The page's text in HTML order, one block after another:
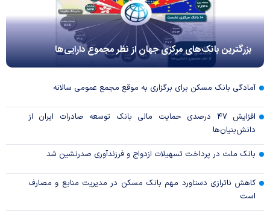
بزرگترین بانک‌های مرکزی جهان از نظر مجموع دارایی‌ها
آمادگی بانک مسکن برای برگزاری به موقع مجمع عمومی سالانه
افزایش ۴۷ درصدی حمایت مالی بانک توسعه صادرات ایران از
دانش‌بنیان‌ها
بانک ملت در پرداخت تسهیلات ازدواج و فرزندآوری صدرنشین شد
کاهش ناترازی دستاورد مهم بانک مسکن در مدیریت منابع و مصارف
است